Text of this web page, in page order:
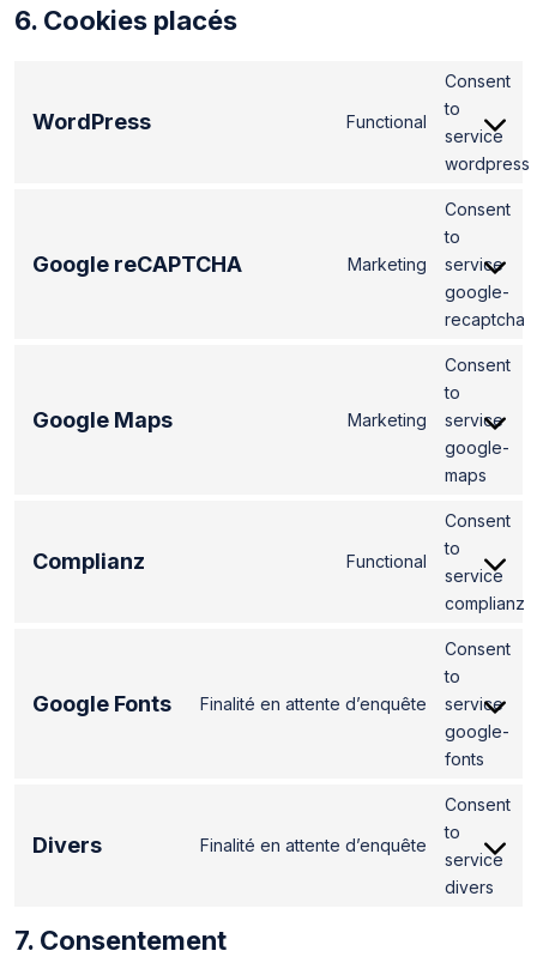
6. Cookies placés
WordPress Functional
Consent
to
service
wordpress
Google reCAPTCHA Marketing
Consent
to
service
google-
recaptcha
Google Maps Marketing
Consent
to
service
google-
maps
Complianz Functional
Consent
to
service
complianz
Google Fonts Finalité en attente d’enquête
Consent
to
service
google-
fonts
Divers Finalité en attente d’enquête
Consent
to
service
divers
7. Consentement